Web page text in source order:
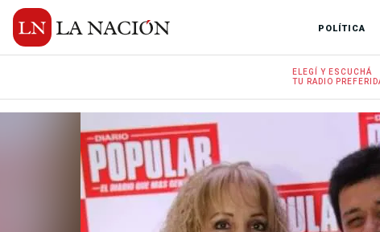
POLÍTICA
ELEGÍ Y ESCUCHÁ
TU RADIO